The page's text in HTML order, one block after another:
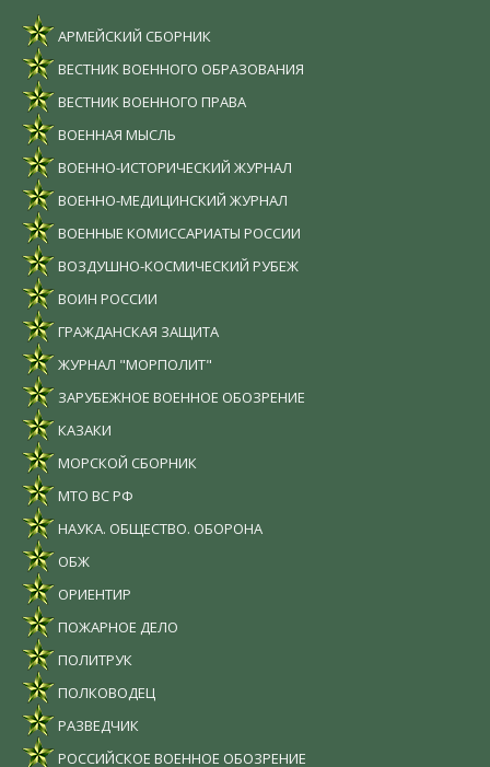
АРМЕЙСКИЙ СБОРНИК
ВЕСТНИК ВОЕННОГО ОБРАЗОВАНИЯ
ВЕСТНИК ВОЕННОГО ПРАВА
ВОЕННАЯ МЫСЛЬ
ВОЕННО-ИСТОРИЧЕСКИЙ ЖУРНАЛ
ВОЕННО-МЕДИЦИНСКИЙ ЖУРНАЛ
ВОЕННЫЕ КОМИССАРИАТЫ РОССИИ
ВОЗДУШНО-КОСМИЧЕСКИЙ РУБЕЖ
ВОИН РОССИИ
ГРАЖДАНСКАЯ ЗАЩИТА
ЖУРНАЛ "МОРПОЛИТ"
ЗАРУБЕЖНОЕ ВОЕННОЕ ОБОЗРЕНИЕ
КАЗАКИ
МОРСКОЙ СБОРНИК
МТО ВС РФ
НАУКА. ОБЩЕСТВО. ОБОРОНА
ОБЖ
ОРИЕНТИР
ПОЖАРНОЕ ДЕЛО
ПОЛИТРУК
ПОЛКОВОДЕЦ
РАЗВЕДЧИК
РОССИЙСКОЕ ВОЕННОЕ ОБОЗРЕНИЕ